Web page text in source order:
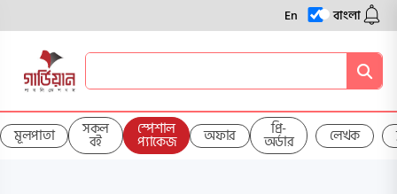
En বাংলা
মূলপাতা সকল
বই
স্পেশাল
প্যাকেজ অফার প্রি-
অর্ডার লেখক